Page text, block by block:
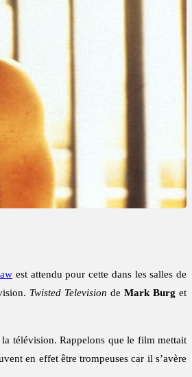
est attendu pour cette dans les salles de
Twisted Television de Mark Burg et
télévision. Rappelons que le film mettait
en effet être trompeuses car il s’avère